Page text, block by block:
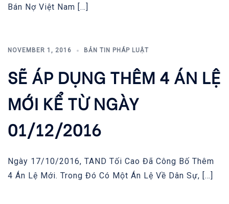
Bán Nợ Việt Nam […]
NOVEMBER 1, 2016 BẢN TIN PHÁP LUẬT
SẼ ÁP DỤNG THÊM 4 ÁN LỆ
MỚI KỂ TỪ NGÀY
01/12/2016
Ngày 17/10/2016, TAND Tối Cao Đã Công Bố Thêm
4 Án Lệ Mới. Trong Đó Có Một Án Lệ Về Dân Sự, […]